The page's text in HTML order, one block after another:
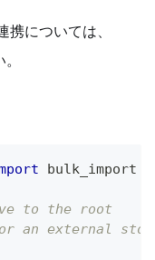
については、
bulk_import
to the root
an external